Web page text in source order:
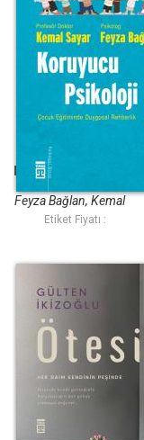
Koruyucu Psikoloji
Feyza Bağlan, Kemal
Sayar
Etiket Fiyatı :